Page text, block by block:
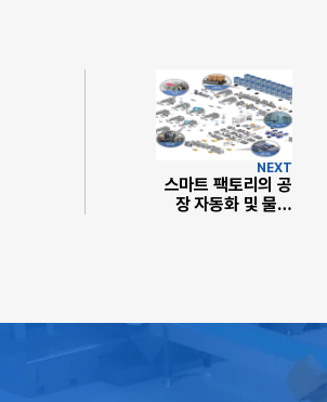
스마트 팩토리의 공
장 자동화 및 물류
NEXT